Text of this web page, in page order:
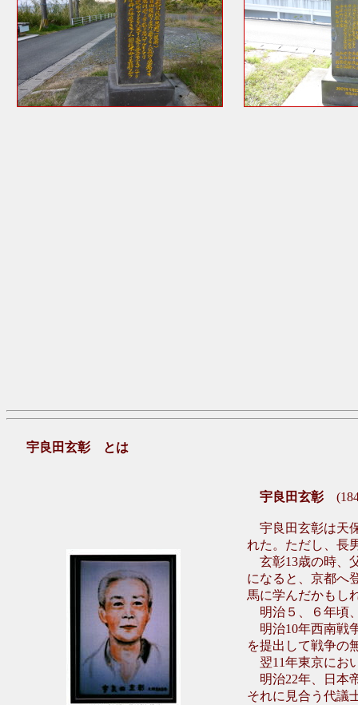
宇良田玄彰 とは
宇良田玄彰
宇良田玄彰は天
れた。ただし、長
玄彰13歳の時、
になると、京都へ
馬に学んだかもし
明治５、６年頃
明治10年西南戦
を提出して戦争の
翌11年東京にお
明治22年、日本
それに見合う代議